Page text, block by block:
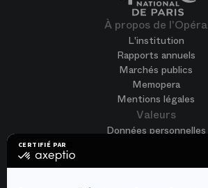
CERTIFIÉ PAR
certifié
À propos de l'Opéra
L'institution
Rapports annuels
Marchés publics
Memopera
Mentions légales
Valeurs
Données personnelles